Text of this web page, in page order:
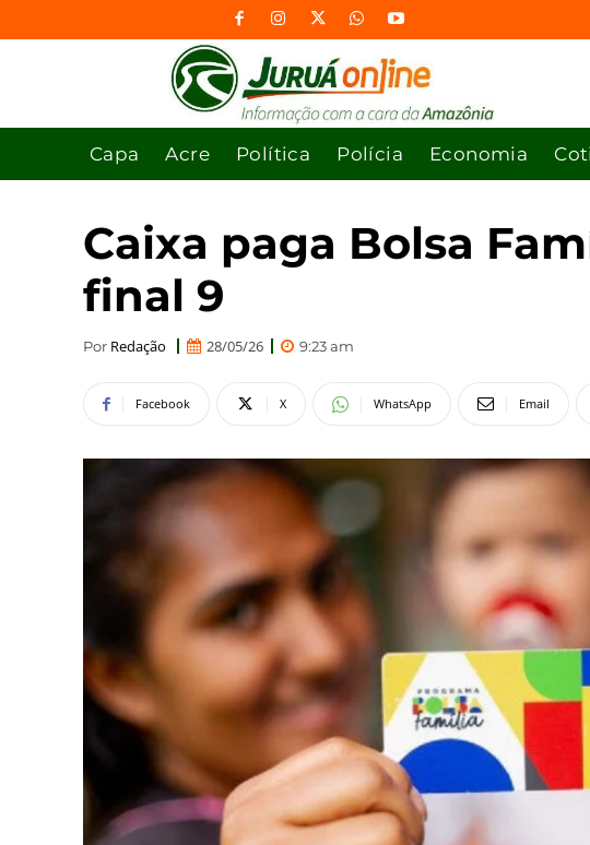
Capa Acre Política Polícia Economia
Caixa paga Bolsa
final 9
Por Redação 28/05/26 9:23 am
Facebook X WhatsApp Email